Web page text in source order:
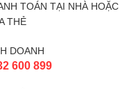
TOÁN TẠI NHÀ HOẶC
THẺ
DOANH
600 899